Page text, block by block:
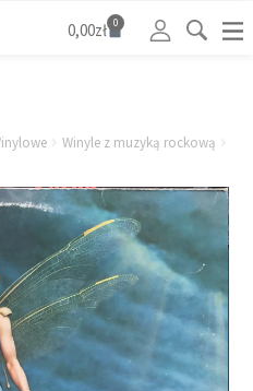
0,00zł 0
Winyle z muzyką rockową